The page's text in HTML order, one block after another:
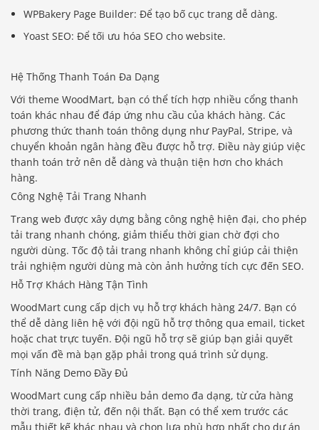
WPBakery Page Builder: Để tạo bố cục trang dễ dàng.
Yoast SEO: Để tối ưu hóa SEO cho website.
Hệ Thống Thanh Toán Đa Dạng
Với theme WoodMart, bạn có thể tích hợp nhiều cổng thanh
toán khác nhau để đáp ứng nhu cầu của khách hàng. Các
phương thức thanh toán thông dụng như PayPal, Stripe, và
chuyển khoản ngân hàng đều được hỗ trợ. Điều này giúp việc
thanh toán trở nên dễ dàng và thuận tiện hơn cho khách
hàng.
Công Nghệ Tải Trang Nhanh
Trang web được xây dựng bằng công nghệ hiện đại, cho phép
tải trang nhanh chóng, giảm thiểu thời gian chờ đợi cho
người dùng. Tốc độ tải trang nhanh không chỉ giúp cải thiện
trải nghiệm người dùng mà còn ảnh hưởng tích cực đến SEO.
Hỗ Trợ Khách Hàng Tận Tình
WoodMart cung cấp dịch vụ hỗ trợ khách hàng 24/7. Bạn có
thể dễ dàng liên hệ với đội ngũ hỗ trợ thông qua email, ticket
hoặc chat trực tuyến. Đội ngũ hỗ trợ sẽ giúp bạn giải quyết
mọi vấn đề mà bạn gặp phải trong quá trình sử dụng.
Tính Năng Demo Đầy Đủ
WoodMart cung cấp nhiều bản demo đa dạng, từ cửa hàng
thời trang, điện tử, đến nội thất. Bạn có thể xem trước các
mẫu thiết kế khác nhau và chọn lựa phù hợp nhất cho dự án